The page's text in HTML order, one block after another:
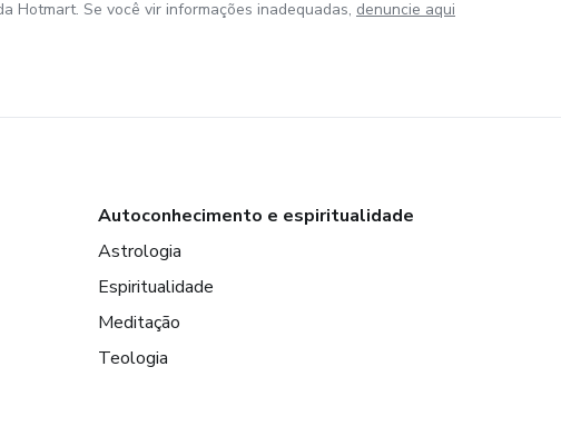
Hotmart. Se você vir informações inadequadas, denuncie aqui
Autoconhecimento e espiritualidade
Astrologia
Espiritualidade
Meditação
Teologia